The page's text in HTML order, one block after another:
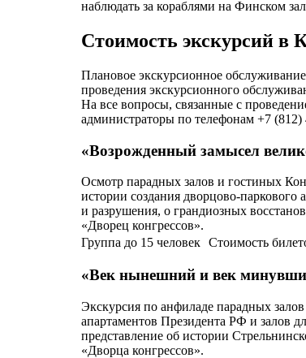
наблюдать за кораблями на Финском
Стоимость экскурсий в
Плановое экскурсионное
проведения экскурсионного
На все вопросы, связанные с
администраторы по телефонам +7
«Возрожденный замысел
Осмотр парадных залов и гостиных
истории создания дворцово-паркового
и разрушения, о грандиозных
«Дворец конгрессов».
Группа до 15 человек Стоимость
«Век нынешний и век
Экскурсия по анфиладе парадных
апартаментов Президента РФ и залов
представление об истории
«Дворца конгрессов».